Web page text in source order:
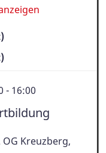
- 16:00
OG Kreuzberg,